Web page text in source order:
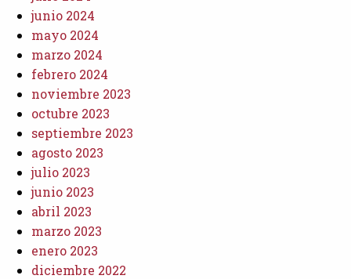
junio 2024
mayo 2024
marzo 2024
febrero 2024
noviembre 2023
octubre 2023
septiembre 2023
agosto 2023
julio 2023
junio 2023
abril 2023
marzo 2023
enero 2023
diciembre 2022